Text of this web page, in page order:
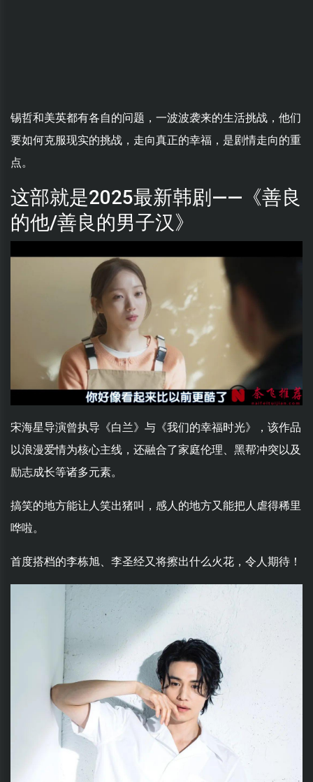
锡哲和美英都有各自的问题，一波波袭来的生活挑战，他们
要如何克服现实的挑战，走向真正的幸福，是剧情走向的重
点。
这部就是2025最新韩剧——《善良
的他/善良的男子汉》
宋海星导演曾执导《白兰》与《我们的幸福时光》，该作品
以浪漫爱情为核心主线，还融合了家庭伦理、黑帮冲突以及
励志成长等诸多元素。
搞笑的地方能让人笑出猪叫，感人的地方又能把人虐得稀里
哗啦。
首度搭档的李栋旭、李圣经又将擦出什么火花，令人期待！